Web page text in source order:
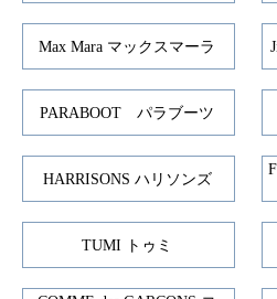
Max Mara マックスマーラ
PARABOOT パラブーツ
HARRISONS ハリソンズ
TUMI トゥミ